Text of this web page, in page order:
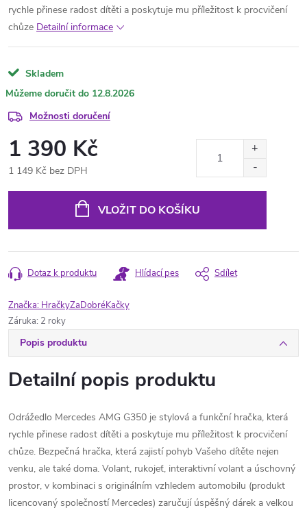
rychle přinese radost dítěti a poskytuje mu příležitost k procvičení
chůze Detailní informace
Skladem
12.8.2026
Možnosti doručení
1 390 Kč
1 149 Kč bez DPH
VLOŽIT DO KOŠÍKU
Dotaz k produktu Hlídací pes Sdílet
Značka: HračkyZaDobréKačky
Záruka: 2 roky
Popis produktu
Detailní popis produktu
Odrážedlo Mercedes AMG G350 je stylová a funkční hračka, která
rychle přinese radost dítěti a poskytuje mu příležitost k procvičení
chůze. Bezpečná hračka, která zajistí pohyb Vašeho dítěte nejen
venku, ale také doma. Volant, rukojeť, interaktivní volant a úschovný
prostor, v kombinaci s originálním vzhledem automobilu (produkt
licencovaný společností Mercedes) zaručují úspěšný dárek a velkou